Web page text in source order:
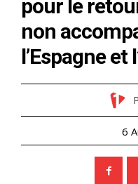
Insight